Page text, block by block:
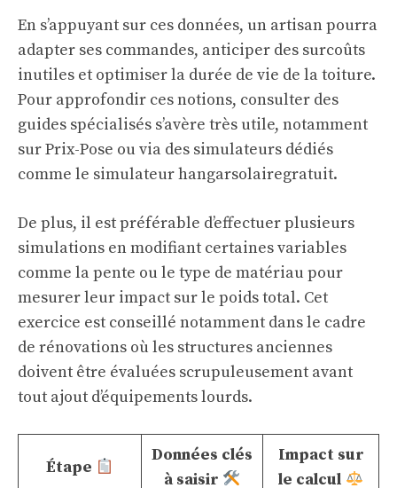
En s’appuyant sur ces données, un artisan pourra
adapter ses commandes, anticiper des surcoûts
inutiles et optimiser la durée de vie de la toiture.
Pour approfondir ces notions, consulter des
guides spécialisés s’avère très utile, notamment
surPrix-Pose ou via des simulateurs dédiés
comme le simulateur hangarsolairegratuit.
De plus, il est préférable d’effectuer plusieurs
simulations en modifiant certaines variables
comme la pente ou le type de matériau pour
mesurer leur impact sur le poids total. Cet
exercice est conseillé notamment dans le cadre
de rénovations où les structures anciennes
doivent être évaluées scrupuleusement avant
tout ajout d’équipements lourds.
Étape
Données clés
à saisir
Impact sur
le calcul